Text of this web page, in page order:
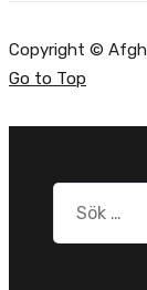
Go to Top
Sök
efter: